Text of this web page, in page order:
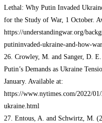
Lethal: Why Putin Invaded
for the Study of War, 1 October.
https://understandingwar.org/
putininvaded-ukraine-and-how-
26. Crowley, M. and Sanger, D.
Putin’s Demands as Ukraine
January. Available at:
https://www.nytimes.com/2022/
ukraine.html
27. Entous, A. and Schwirtz, M.